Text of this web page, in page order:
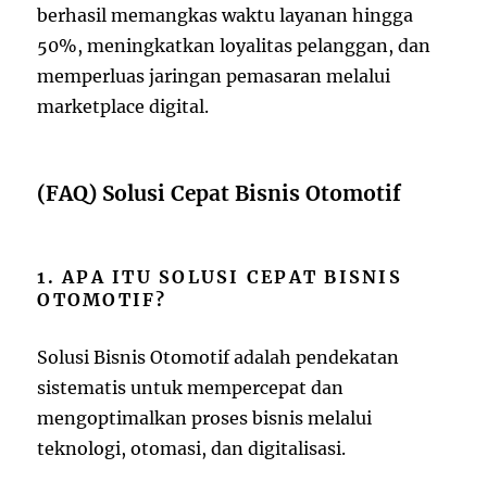
berhasil memangkas waktu layanan hingga
50%, meningkatkan loyalitas pelanggan, dan
memperluas jaringan pemasaran melalui
marketplace digital.
(FAQ) Solusi Cepat Bisnis Otomotif
1. APA ITU SOLUSI CEPAT BISNIS
OTOMOTIF?
Solusi Bisnis Otomotif adalah pendekatan
sistematis untuk mempercepat dan
mengoptimalkan proses bisnis melalui
teknologi, otomasi, dan digitalisasi.